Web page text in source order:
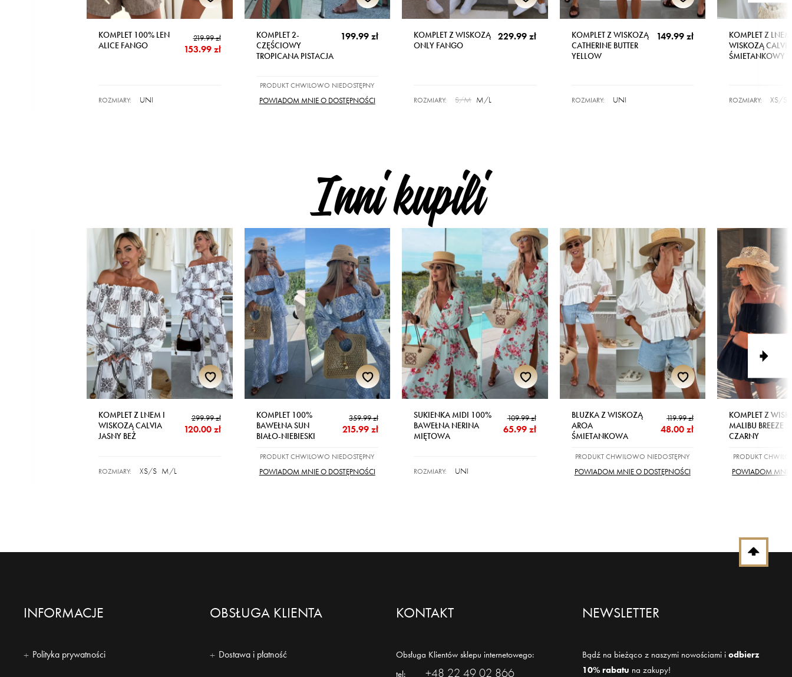
KOMPLET 100% LEN
ALICE FANGO
219.99 zł
153.99 zł
ROZMIARY: UNI
KOMPLET 2-
CZĘŚCIOWY
TROPICANA PISTACJA
199.99 zł
PRODUKT CHWILOWO NIEDOSTĘPNY
POWIADOM MNIE O DOSTĘPNOŚCI
KOMPLET Z WISKOZĄ
ONLY FANGO
229.99 zł
ROZMIARY: S/M M/L
KOMPLET Z WISKOZĄ
CATHERINE BUTTER
YELLOW
149.99 zł
ROZMIARY: UNI
KOMPLET Z
WISKOZĄ CALVIA
ŚMIETANKOWY
ROZMIARY: XS/S
Inni kupili
KOMPLET Z LNEM I
WISKOZĄ CALVIA
JASNY BEŻ
299.99 zł
120.00 zł
ROZMIARY: XS/S M/L
KOMPLET 100%
BAWEŁNA SUN
BIAŁO-NIEBIESKI
359.99 zł
215.99 zł
PRODUKT CHWILOWO NIEDOSTĘPNY
POWIADOM MNIE O DOSTĘPNOŚCI
SUKIENKA MIDI 100%
BAWEŁNA NERINA
MIĘTOWA
109.99 zł
65.99 zł
ROZMIARY: UNI
BLUZKA Z WISKOZĄ
AROA
ŚMIETANKOWA
119.99 zł
48.00 zł
PRODUKT CHWILOWO NIEDOSTĘPNY
POWIADOM MNIE O DOSTĘPNOŚCI
KOMPLET Z
MALIBU BREEZE
CZARNY
PRODUKT
POWIADOM
INFORMACJE
Polityka prywatności
OBSŁUGA KLIENTA
Dostawa i płatność
KONTAKT
Obsługa Klientów sklepu internetowego:
tel:
+48 22 49 02 866
NEWSLETTER
Bądź na bieżąco z naszymi nowościami i odbierz
10% rabatu na zakupy!